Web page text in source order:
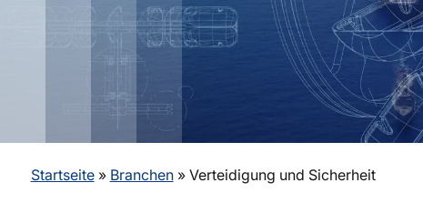
Startseite» Branchen» Verteidigung und Sicherheit